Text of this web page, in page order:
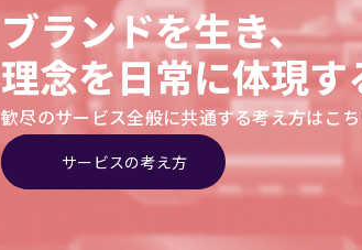
ブランドを生き、
理念を日常に体現す
歓尽のサービス全般に共通する考え方はこ
サービスの考え方